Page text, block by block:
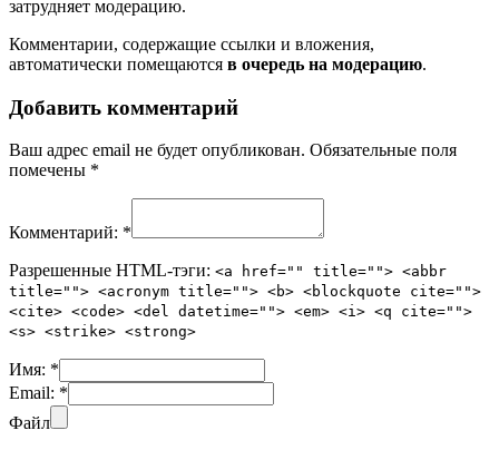
затрудняет модерацию.
Комментарии, содержащие ссылки и вложения,
автоматически помещаются в очередь на модерацию.
Добавить комментарий
Ваш адрес email не будет опубликован. Обязательные поля
помечены *
Комментарий: *
Разрешенные HTML-тэги: <a href="" title=""> <abbr
title=""> <acronym title=""> <b> <blockquote cite="">
<cite> <code> <del datetime=""> <em> <i> <q cite="">
<s> <strike> <strong>
Имя: *
Email: *
Файл